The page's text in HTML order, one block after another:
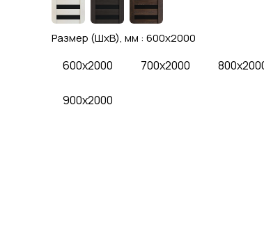
Размер (ШхВ), мм : 600x2000
600x2000 700x2000
900x2000